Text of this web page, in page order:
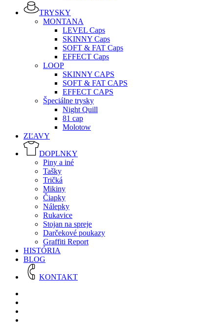
TRYSKY
MONTANA
LEVEL Caps
SKINNY Caps
SOFT & FAT Caps
EFFECT Caps
LOOP
SKINNY CAPS
SOFT & FAT CAPS
EFFECT CAPS
Špeciálne trysky
Night Quill
81 cap
Molotow
ZĽAVY
DOPLNKY
Piny a iné
Tašky
Tričká
Mikiny
Čiapky
Nálepky
Rukavice
Stojan na spreje
Darčekové poukazy
Graffiti Report
HISTÓRIA
BLOG
KONTAKT